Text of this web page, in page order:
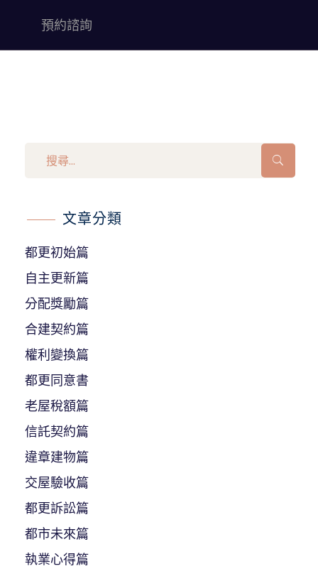
預約諮詢
文章分類
都更初始篇
自主更新篇
分配獎勵篇
合建契約篇
權利變換篇
都更同意書
老屋稅額篇
信託契約篇
違章建物篇
交屋驗收篇
都更訴訟篇
都市未來篇
執業心得篇